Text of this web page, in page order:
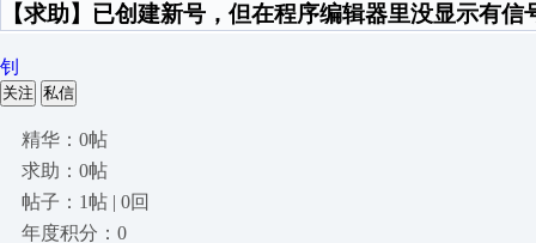
【求助】已创建新号，但在程序编辑器里没显示有信
钊
关注 私信
精华：0帖
求助：0帖
帖子：1帖 | 0回
年度积分：0